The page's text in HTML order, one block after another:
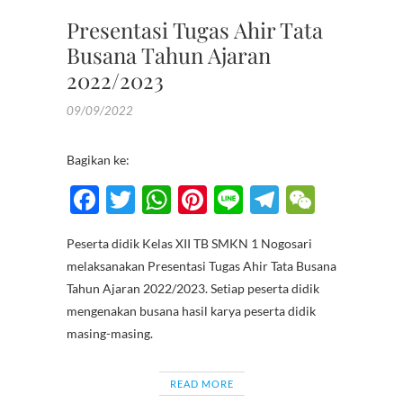
Presentasi Tugas Ahir Tata
Busana Tahun Ajaran
2022/2023
09/09/2022
Bagikan ke:
F
e
b
o
o
T
itt
er
W
at
s
A
p
Pi
er
es
t
Li
e
T
e
gr
a
C
h
at
Peserta didik Kelas XII TB SMKN 1 Nogosari
melaksanakan Presentasi Tugas Ahir Tata Busana
Tahun Ajaran 2022/2023. Setiap peserta didik
mengenakan busana hasil karya peserta didik
masing-masing.
READ MORE